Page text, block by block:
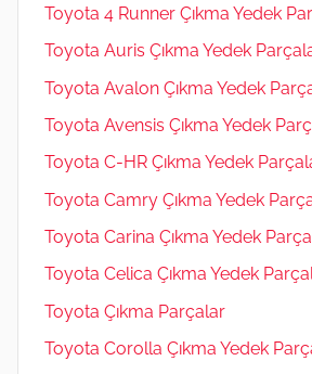
A
p
p
dI
n
a
m
k.
c
o
m
Toyota 4 Runner Çıkma Yedek
Toyota Auris Çıkma Yedek
Toyota Avalon Çıkma Yedek
Toyota Avensis Çıkma Yedek
Toyota C-HR Çıkma Yedek
Toyota Camry Çıkma Yedek
Toyota Carina Çıkma Yedek
Toyota Celica Çıkma Yedek
Toyota Çıkma Parçalar
Toyota Corolla Çıkma Yedek